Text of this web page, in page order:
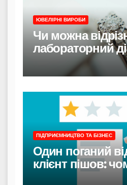
ЮВЕЛІРНІ ВИРОБИ
Чи можна
лабораторний
природного
ПІДПРИЄМНИЦТВО ТА БІЗНЕС
Один поганий
клієнт пішов:
в інтернеті